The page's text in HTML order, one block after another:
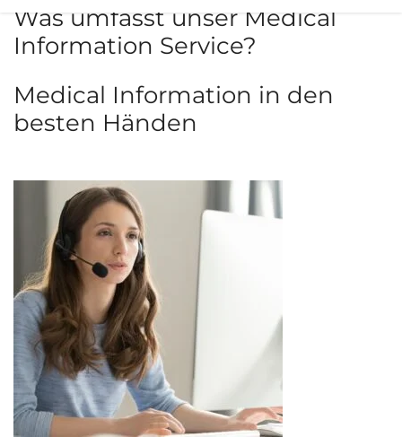
Was umfasst unser Medical
Information Service?
Medical Information in den
besten Händen